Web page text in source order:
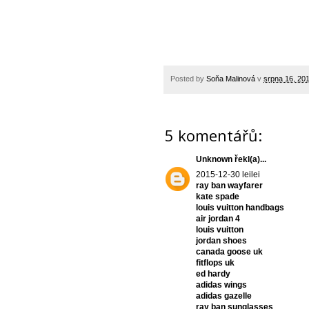
Posted by Soňa Malinová v srpna 16,
5 komentářů:
Unknown řekl(a)...
2015-12-30 leilei
ray ban wayfarer
kate spade
louis vuitton handbags
air jordan 4
louis vuitton
jordan shoes
canada goose uk
fitflops uk
ed hardy
adidas wings
adidas gazelle
ray ban sunglasses